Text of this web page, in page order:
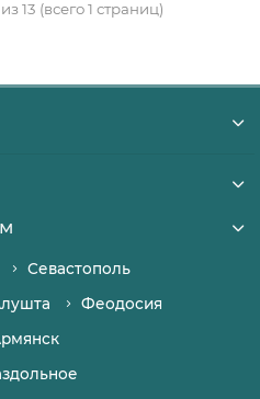
13 (всего 1 страниц)
Севастополь
Феодосия